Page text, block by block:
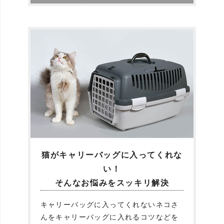
猫がキャリーバッグに入ってくれな
い！
そんなお悩みをスッキリ解決
キャリーバッグに入ってくれないネコさ
んをキャリーバッグに入れるコツなどを